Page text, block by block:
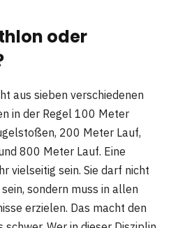
oder
aus sieben verschiedenen
in der Regel 100 Meter
200 Meter Lauf,
800 Meter Lauf. Eine
vielseitig sein. Sie darf nicht
sondern muss in allen
erzielen. Das macht den